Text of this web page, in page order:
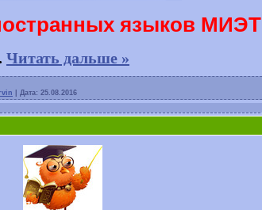
языков МИЭТ
Читать дальше »
Дата: 25.08.2016